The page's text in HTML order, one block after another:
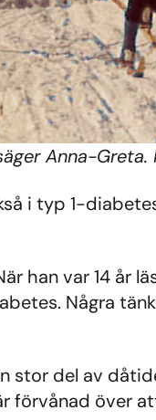
Anna-
i typ 1-
han var 14 år
Några
stor del av
förvånad över